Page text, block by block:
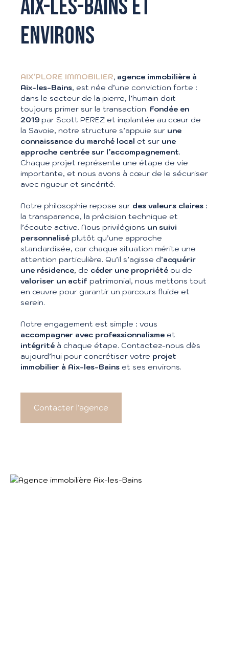
AIX-LES-BAINS ET
ENVIRONS
AIX’PLORE IMMOBILIER, agence immobilière à
Aix-les-Bains, est née d’une conviction forte :
dans le secteur de la pierre, l’humain doit
toujours primer sur la transaction. Fondée en
2019 par Scott PEREZ et implantée au cœur de
la Savoie, notre structure s’appuie sur une
connaissance du marché local et sur une
approche centrée sur l’accompagnement.
Chaque projet représente une étape de vie
importante, et nous avons à cœur de le sécuriser
avec rigueur et sincérité.
Notre philosophie repose sur des valeurs claires :
la transparence, la précision technique et
l’écoute active. Nous privilégions un suivi
personnalisé plutôt qu’une approche
standardisée, car chaque situation mérite une
attention particulière. Qu’il s’agisse d’acquérir
une résidence, de céder une propriété ou de
valoriser un actif patrimonial, nous mettons tout
en œuvre pour garantir un parcours fluide et
serein.
Notre engagement est simple : vous
accompagner avec professionnalisme et
intégrité à chaque étape. Contactez-nous dès
aujourd’hui pour concrétiser votre projet
immobilier à Aix-les-Bains et ses environs.
Contacter l'agence